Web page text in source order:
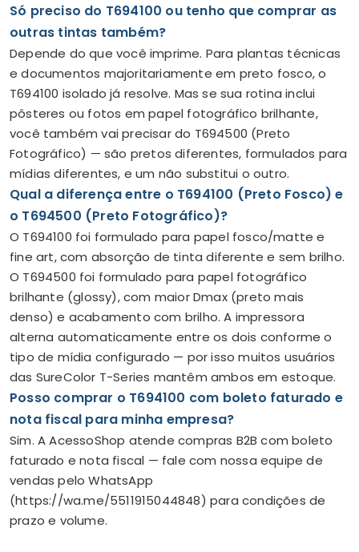
Só preciso do T694100 ou tenho que comprar as
outras tintas também?
Depende do que você imprime. Para plantas técnicas
e documentos majoritariamente em preto fosco, o
T694100 isolado já resolve. Mas se sua rotina inclui
pôsteres ou fotos em papel fotográfico brilhante,
você também vai precisar do T694500 (Preto
Fotográfico) — são pretos diferentes, formulados para
mídias diferentes, e um não substitui o outro.
Qual a diferença entre o T694100 (Preto Fosco) e
o T694500 (Preto Fotográfico)?
O T694100 foi formulado para papel fosco/matte e
fine art, com absorção de tinta diferente e sem brilho.
O T694500 foi formulado para papel fotográfico
brilhante (glossy), com maior Dmax (preto mais
denso) e acabamento com brilho. A impressora
alterna automaticamente entre os dois conforme o
tipo de mídia configurado — por isso muitos usuários
das SureColor T-Series mantêm ambos em estoque.
Posso comprar o T694100 com boleto faturado e
nota fiscal para minha empresa?
Sim. A AcessoShop atende compras B2B com boleto
faturado e nota fiscal — fale com nossa equipe de
vendas pelo WhatsApp
(https://wa.me/5511915044848) para condições de
prazo e volume.